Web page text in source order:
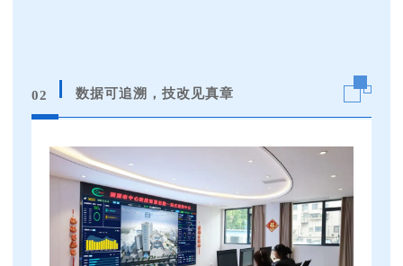
02 数据可追溯，技改见真章